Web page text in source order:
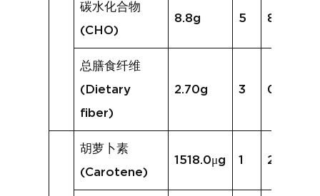
碳水化合物
(CHO)
8.8g 5 8.4g
总膳食纤维
(Dietary
fiber)
2.70g 3 0.5g
胡萝卜素
(Carotene)
1518.0μg 1 294.0μg